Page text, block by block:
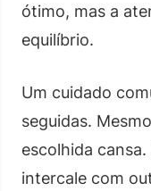
ótimo, mas a
equilíbrio.
Um cuidado
seguidas.
escolhida
intercale com